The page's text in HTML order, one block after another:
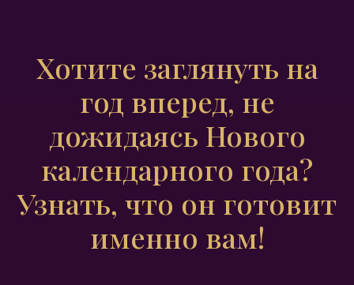
Хотите заглянуть на
год вперед, не
дожидаясь Нового
календарного года?
Узнать, что он готовит
именно вам!